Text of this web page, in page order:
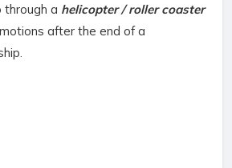
through a helicopter / roller coaster
after the end of a